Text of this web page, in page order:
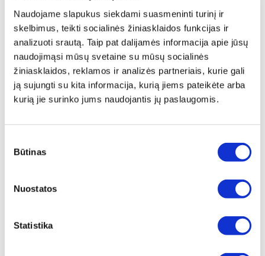
Naudojame slapukus siekdami suasmeninti turinį ir
skelbimus, teikti socialinės žiniasklaidos funkcijas ir
analizuoti srautą. Taip pat dalijamės informacija apie jūsų
naudojimąsi mūsų svetaine su mūsų socialinės
žiniasklaidos, reklamos ir analizės partneriais, kurie gali
ją sujungti su kita informacija, kurią jiems pateikėte arba
kurią jie surinko jums naudojantis jų paslaugomis.
pasirinkimas
Būtinas
Nuostatos
Statistika
Įprasta kaina
ZepterClubⓘkaina
Prisijunkite ir pirkite
nuo -5% iki -40%